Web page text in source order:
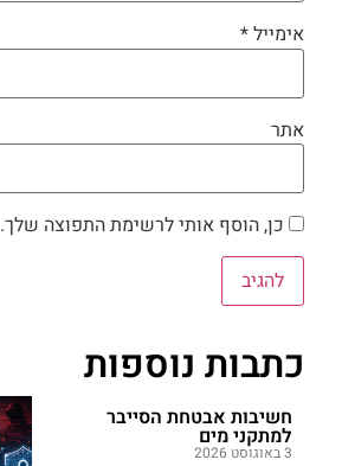
אימייל*
אתר
כן, הוסף אותי לרשימת התפוצה שלך.
כתבות נוספות
חשיבות אבטחת הסייבר
למתקני מים
3 באוגוסט 2026